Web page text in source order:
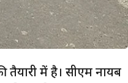
तैयारी में है। सीएम नायब